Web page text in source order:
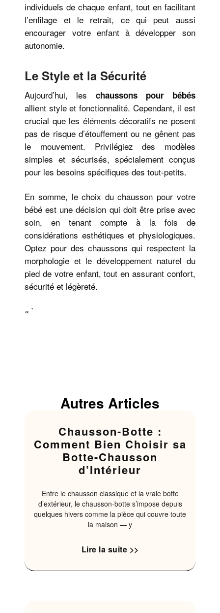
individuels de chaque enfant, tout en facilitant
l’enfilage et le retrait, ce qui peut aussi
encourager votre enfant à développer son
autonomie.
Le Style et la Sécurité
Aujourd’hui, les chaussons pour bébés
allient style et fonctionnalité. Cependant, il est
crucial que les éléments décoratifs ne posent
pas de risque d’étouffement ou ne gênent pas
le mouvement. Privilégiez des modèles
simples et sécurisés, spécialement conçus
pour les besoins spécifiques des tout-petits.
En somme, le choix du chausson pour votre
bébé est une décision qui doit être prise avec
soin, en tenant compte à la fois de
considérations esthétiques et physiologiques.
Optez pour des chaussons qui respectent la
morphologie et le développement naturel du
pied de votre enfant, tout en assurant confort,
sécurité et légèreté.
« `
Autres Articles
Chausson-Botte :
Comment Bien Choisir sa
Botte-Chausson
d’Intérieur
Entre le chausson classique et la vraie botte
d’extérieur, le chausson-botte s’impose depuis
quelques hivers comme la pièce qui couvre toute
la maison — y
Lire la suite >>